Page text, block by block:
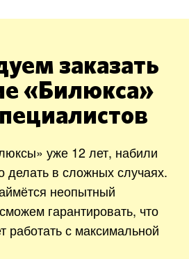
заказать
«Билюкса»
уже 12 лет, набили
делать в сложных случаях.
неопытный
гарантировать, что
работать с максимальной